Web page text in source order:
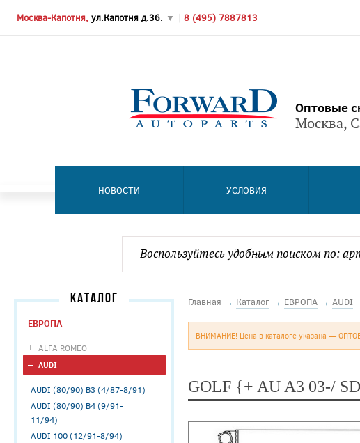
Москва-Капотня, ул.Капотня д.36. ▼ 8 (495) 7887813
Оптовые
Москва,
НОВОСТИ УСЛОВИЯ
КАТАЛОГ
ЕВРОПА
ALFA ROMEO
AUDI
AUDI (80/90) B3 (4/87-8/91)
AUDI (80/90) B4 (9/91-
11/94)
AUDI 100 (12/91-8/94)
Главная → Каталог → ЕВРОПА → AUDI
ВНИМАНИЕ! Цена в каталоге указана —
GOLF {+ AU A3 03-/